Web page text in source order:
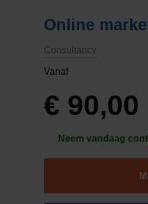
Online
Consultancy
Vanaf
€ 90,00
Neem vandaag